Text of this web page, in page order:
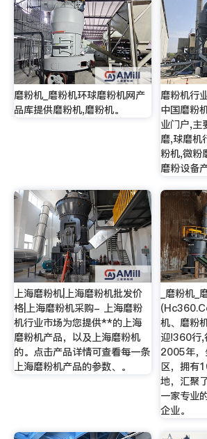
磨粉机_磨粉机环球磨粉机网产
品库提供磨粉机,磨粉机。
磨粉机行
中国磨粉
业门户,主
磨,球磨机
粉机,微粉
磨粉设备
上海磨粉机|上海磨粉机批发价
格|上海磨粉机采购- 上海磨粉
机行业市场为您提供**的上海
磨粉机产品，以及上海磨粉机
的。点击产品详情可查看每一条
上海磨粉机产品的参数、。
_磨粉机_
机、磨粉
迎!360行,
2005年，
区，拥有
地，汇聚
一家专业
企业。